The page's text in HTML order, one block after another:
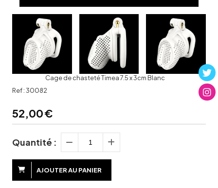
Cage de chasteté Timea 7.5 x 3cm Blanc
Ref :30082
52,00€
Quantité :
AJOUTER AU PANIER